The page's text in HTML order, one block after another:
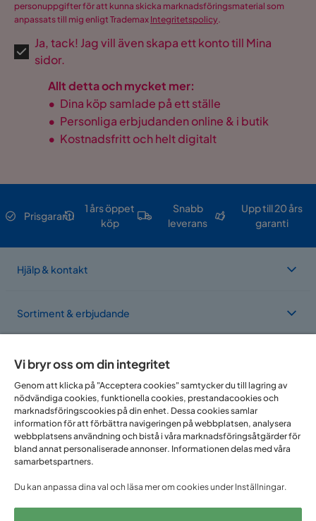
personuppgifter för att kunna skicka marknadsföringsmaterial som
anpassats till mig enligt Trademax Integritetspolicy.
Ja, tack! Jag vill även skapa ett konto till Mina
sidor.
Allt detta och mycket mer:
• Dina köp samlade på ett ställe
• Personliga erbjudanden online & i butik
• Kostnadsfritt och helt digitalt
Prisgaranti
1 års öppet
köp
Snabb
leverans
Upp till 20 års
garanti
Hjälp & kontakt
Sortiment & erbjudande
Vi finns i flera länder
Vi bryr oss om din integritet
Genom att klicka på "Acceptera cookies" samtycker du till lagring av
nödvändiga cookies, funktionella cookies, prestandacookies och
marknadsföringscookies på din enhet. Dessa cookies samlar
information för att förbättra navigeringen på webbplatsen, analysera
webbplatsens användning och bistå i våra marknadsföringsåtgärder för
bland annat personaliserade annonser. Informationen delas med våra
samarbetspartners.
Du kan anpassa dina val och läsa mer om cookies under Inställningar.